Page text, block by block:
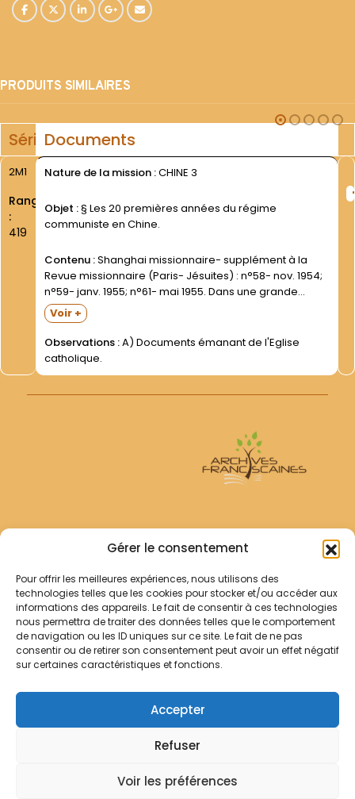
Gérer le consentement
Pour offrir les meilleures expériences, nous utilisons des
technologies telles que les cookies pour stocker et/ou accéder aux
informations des appareils. Le fait de consentir à ces technologies
nous permettra de traiter des données telles que le comportement
de navigation ou les ID uniques sur ce site. Le fait de ne pas
consentir ou de retirer son consentement peut avoir un effet négatif
sur certaines caractéristiques et fonctions.
Accepter
Refuser
Voir les préférences
PRODUITS SIMILAIRES
SérieDocuments
2M1
Rang
:
419
Nature de la mission :CHINE 3
Objet :§ Les 20 premières années du régime
communiste en Chine.
Contenu :Shanghai missionnaire- supplément à la
Revue missionnaire (Paris- Jésuites) : n°58- nov. 1954;
n°59- janv. 1955; n°61- mai 1955. Dans une grande
enveloppe. Bulletin de l'Association des Anciens
Missionnaires de Chine- ou Anciens Missionnaires-
Belges et Français- de Chine :...
Voir +
Observations :A) Documents émanant de l'Eglise
catholique.
Archives Franciscaines
RECHERCHER
Comment chercher ?
Les archives
Notre démarche
Contact